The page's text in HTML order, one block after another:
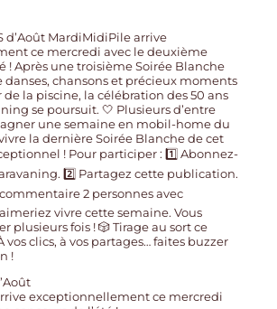
exceptionnellement ce mercredi